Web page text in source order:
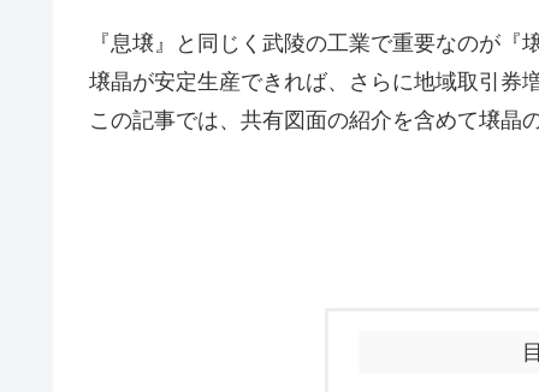
『息壌』と同じく武陵の工業で重要なのが『
壌晶が安定生産できれば、さらに地域取引券
この記事では、共有図面の紹介を含めて壌晶